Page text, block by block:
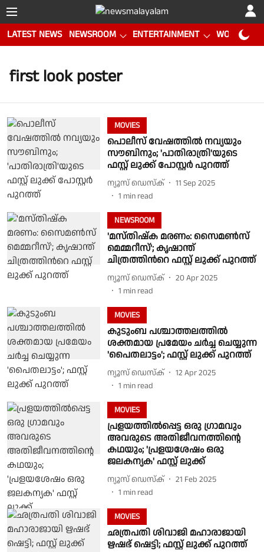
LATEST NEWS NEWSROOM ENTERTAINMENT WORLD CUP
first look poster
MOVIES
പൊലീസ് വേഷത്തിൽ നവ്യയും
സൗബിനും; 'പാതിരാത്രി'യുടെ
ഫസ്റ്റ് ലുക്ക് പോസ്റ്റർ പുറത്ത്
ന്യൂസ് ഡെസ്ക്
11 Sep 2025
1 min read
NEWSROOM
'മസ്തിഷ്ക മരണം: സൈമൺസ്
മെമ്മറീസ്'; കൃഷാന്ത്‌
ചിത്രത്തിന്‍റെ ഫസ്റ്റ് ലുക്ക് പുറത്ത്
ന്യൂസ് ഡെസ്ക്
20 Apr 2025
1 min read
MOVIES
കുടുംബ പശ്ചാത്തലത്തില്‍
ശക്തമായ പ്രമേയം ചര്‍ച്ച ചെയ്യുന്ന
'പൈതലാട്ടം'; ഫസ്റ്റ് ലുക്ക് പുറത്ത്
ന്യൂസ് ഡെസ്ക്
12 Apr 2025
1 min read
MOVIES
പ്രളയത്തില്‍പ്പെട്ട ഒരു ഗ്രാമവും
അവരുടെ അതിജീവനത്തിന്റെ
കഥയും; 'പ്രളയശേഷം ഒരു
ജലകന്യക' ഫസ്റ്റ് ലുക്ക്
ന്യൂസ് ഡെസ്ക്
21 Feb 2025
1 min read
MOVIES
ഛത്രപതി ശിവാജി മഹാരാജായി
ഋഷഭ് ഷെട്ടി; ഫസ്റ്റ് ലുക്ക് പുറത്ത്